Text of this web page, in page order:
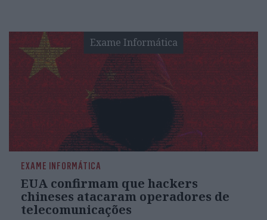
Exame Informática
EXAME INFORMÁTICA
EUA confirmam que hackers
chineses atacaram operadores de
telecomunicações